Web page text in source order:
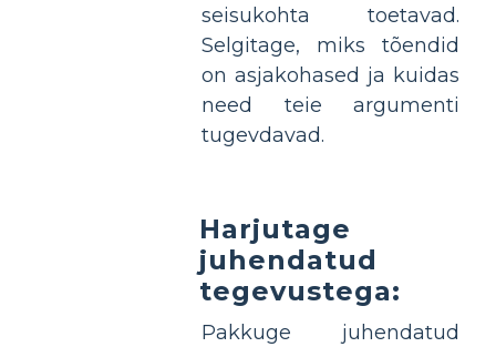
seisukohta toetavad.
Selgitage, miks tõendid
on asjakohased ja kuidas
need teie argumenti
tugevdavad.
Harjutage
juhendatud
tegevustega:
Pakkuge juhendatud